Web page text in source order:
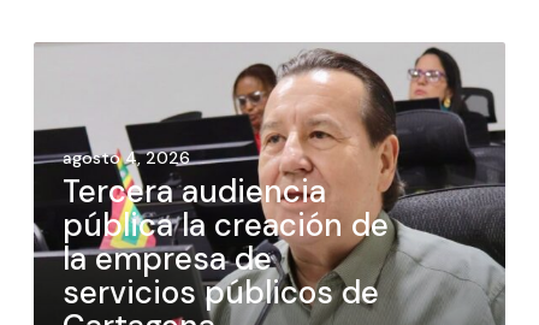
agosto 4, 2026
Tercera audiencia
pública la creación de
la empresa de
servicios públicos de